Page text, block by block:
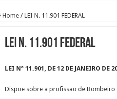
Home / LEI N. 11.901 FEDERAL
LEI N. 11.901 FEDERAL
LEI Nº 11.901, DE 12 DE JANEIRO DE
Dispõe sobre a profissão de Bombeiro